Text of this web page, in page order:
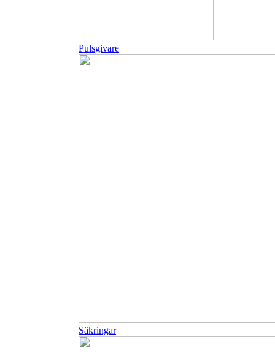
Pulsgivare
Säkringar